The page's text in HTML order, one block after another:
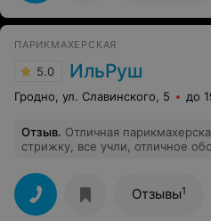
ПАРИКМАХЕРСКАЯ
5.0 ИльРуш
Гродно, ул. Славинского, 5 до
Отзыв. Отличная
стрижку, все учли, отличное
Отзывы1